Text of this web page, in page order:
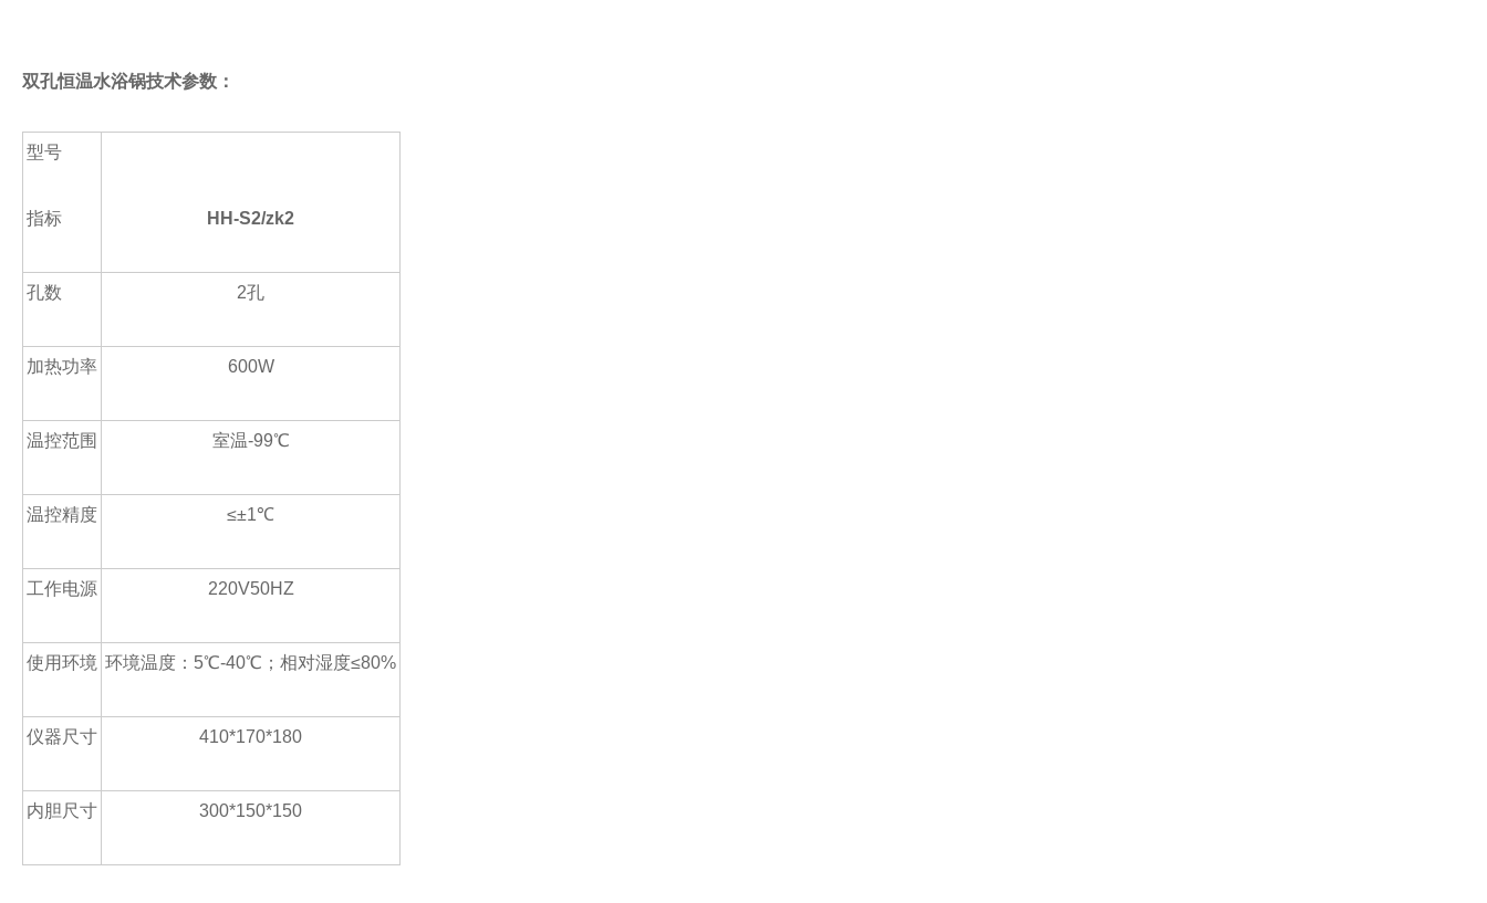
双孔恒温水浴锅技术参数：
型号
指标 HH-S2/zk2
孔数 2孔
加热功率 600W
温控范围 室温-99℃
温控精度 ≤±1℃
工作电源 220V50HZ
使用环境 环境温度： 5℃-40℃；相对湿度≤80%
仪器尺寸 410*170*180
内胆尺寸 300*150*150